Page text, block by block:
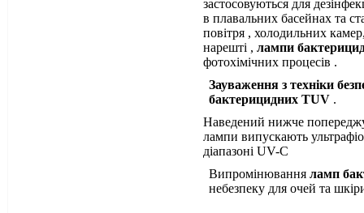
застосовуються для
в плавальних басейнах та
повітря , холодильних
нарешті , лампи
фотохімічних процесів .
Зауваження з техніки
бактерицидних TUV .
Наведений нижче
лампи випускають
діапазоні UV-С
Випромінювання ламп
небезпеку для очей та